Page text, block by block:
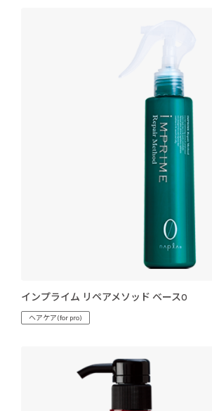
インプライム リペアメソッド ベース0
ヘアケア(for pro)